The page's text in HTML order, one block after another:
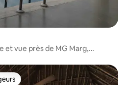
et vue près de MG Marg,